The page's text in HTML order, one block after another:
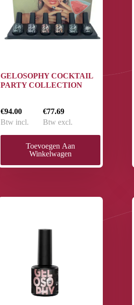
GELOSOPHY COCKTAIL
PARTY COLLECTION
€94.00
Btw incl.
€77.69
Btw excl.
Toevoegen Aan
Winkelwagen